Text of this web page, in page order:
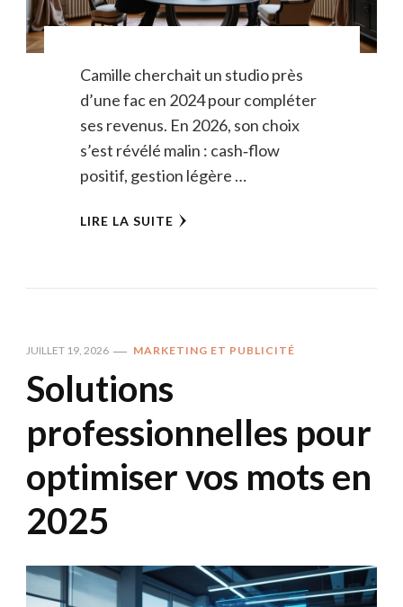
Camille cherchait un studio près
d’une fac en 2024 pour compléter
ses revenus. En 2026, son choix
s’est révélé malin : cash‑flow
positif, gestion légère …
LIRE LA SUITE
JUILLET 19, 2026 MARKETING ET PUBLICITÉ
Solutions
professionnelles pour
optimiser vos mots en
2025